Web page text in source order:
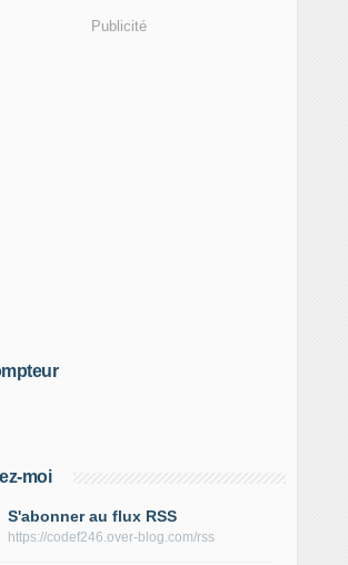
Publicité
moi
S'abonner au flux RSS
https://codef246.over-blog.com/rss